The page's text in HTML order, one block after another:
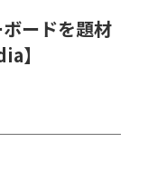
ードを題材
】